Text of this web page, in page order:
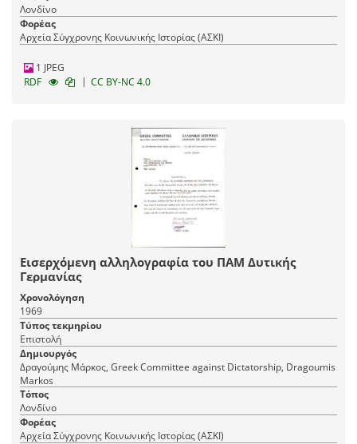
Λονδίνο
Φορέας
Αρχεία Σύγχρονης Κοινωνικής Ιστορίας (ΑΣΚΙ)
1 JPEG
RDF
| CC BY-NC 4.0
Εισερχόμενη αλληλογραφία του ΠΑΜ Δυτικής
Γερμανίας
Χρονολόγηση
1969
Τύπος τεκμηρίου
Επιστολή
Δημιουργός
Δραγούμης Μάρκος, Greek Committee against Dictatorship, Dragoumis
Markos
Τόπος
Λονδίνο
Φορέας
Αρχεία Σύγχρονης Κοινωνικής Ιστορίας (ΑΣΚΙ)